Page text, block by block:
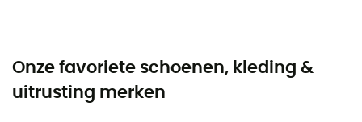
Onze favoriete schoenen, kleding &
uitrusting merken